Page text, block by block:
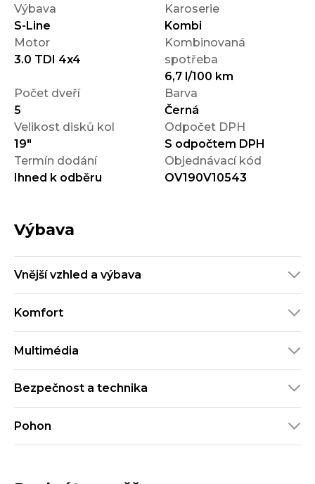
Výbava
S-Line
Karoserie
Kombi
Motor
3.0 TDI 4x4
Kombinovaná
spotřeba
6,7 l/100 km
Počet dveří
5
Barva
Černá
Velikost disků kol
19"
Odpočet DPH
S odpočtem DPH
Termín dodání
Ihned k odběru
Objednávací kód
OV190V10543
Výbava
Vnější vzhled a výbava
Komfort
Multimédia
Bezpečnost a technika
Pohon